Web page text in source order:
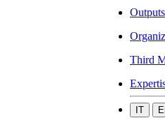
Outputs
Third
IT